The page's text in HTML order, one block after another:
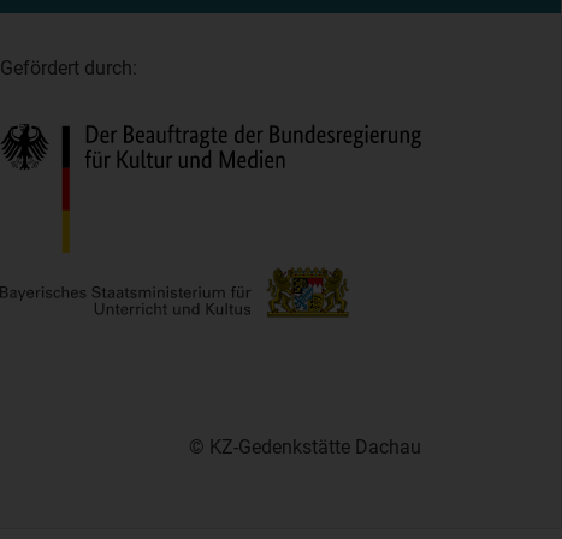
Gefördert durch:
© KZ-Gedenkstätte Dachau